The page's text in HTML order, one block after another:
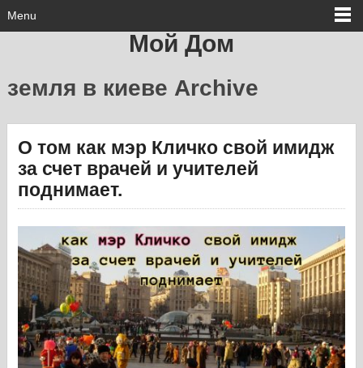
Menu
Мой Дом
земля в киеве Archive
О том как мэр Кличко свой имидж
за счет врачей и учителей
поднимает.